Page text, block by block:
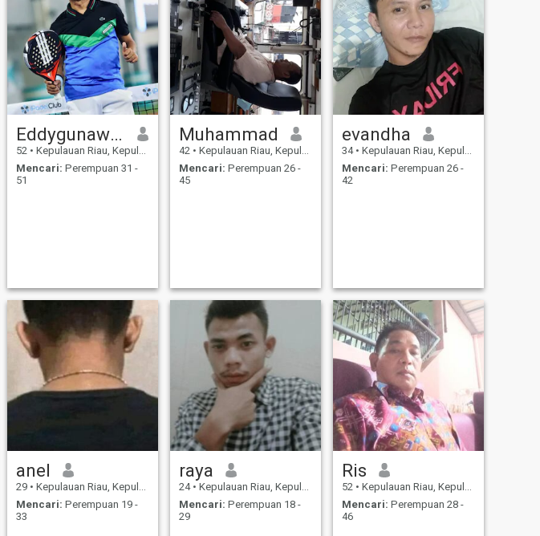
Eddygunawan
52 • Kepulauan Riau, Kepulauan Riau, Indonesia
Mencari: Perempuan 31 -
51
Muhammad
42 • Kepulauan Riau, Kepulauan Riau, Indonesia
Mencari: Perempuan 26 -
45
evandha
34 • Kepulauan Riau, Kepulauan Riau, Indonesia
Mencari: Perempuan 26 -
42
anel
29 • Kepulauan Riau, Kepulauan Riau, Indonesia
Mencari: Perempuan 19 -
33
raya
24 • Kepulauan Riau, Kepulauan Riau, Indonesia
Mencari: Perempuan 18 -
29
Ris
52 • Kepulauan Riau, Kepulauan Riau, Indonesia
Mencari: Perempuan 28 -
46